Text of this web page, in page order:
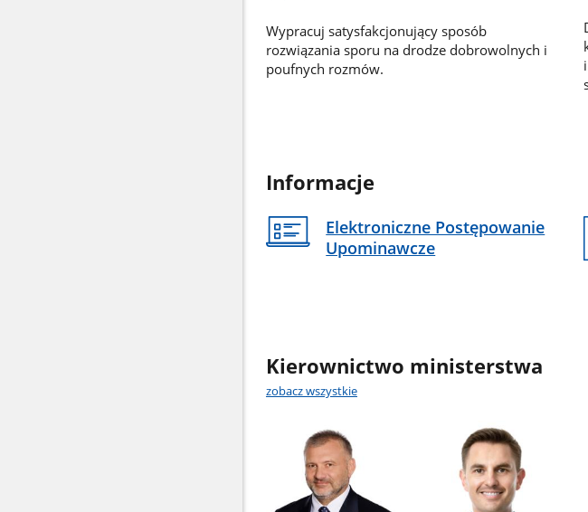
Wypracuj satysfakcjonujący sposób
rozwiązania sporu na drodze dobrowolnych i
poufnych rozmów.
Informacje
Elektroniczne Postępowanie
Upominawcze
Kierownictwo ministerstwa
zobacz wszystkie